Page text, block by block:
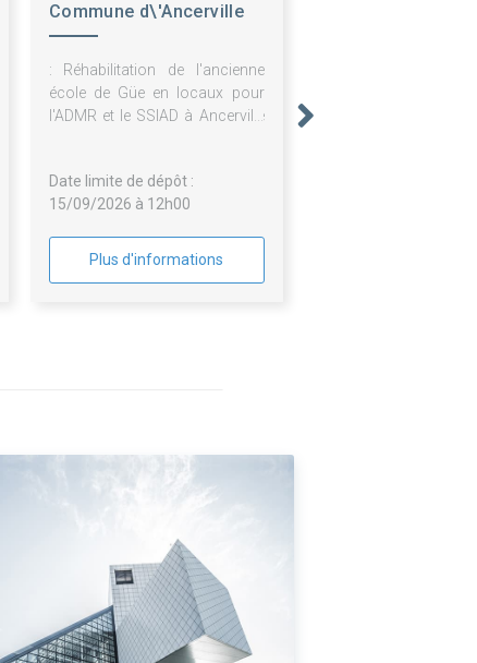
Commune d\'Ancerville
: Réhabilitation de l'ancienne
école de Güe en locaux pour
l'ADMR et le SSIAD à Ancerville
Date limite de dépôt :
15/09/2026 à 12h00
Plus d'informations